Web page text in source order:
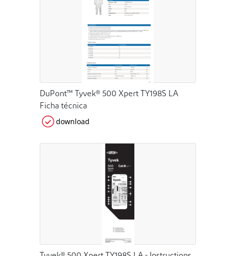
DuPont™ Tyvek® 500 Xpert TY198S LA
Ficha técnica
download